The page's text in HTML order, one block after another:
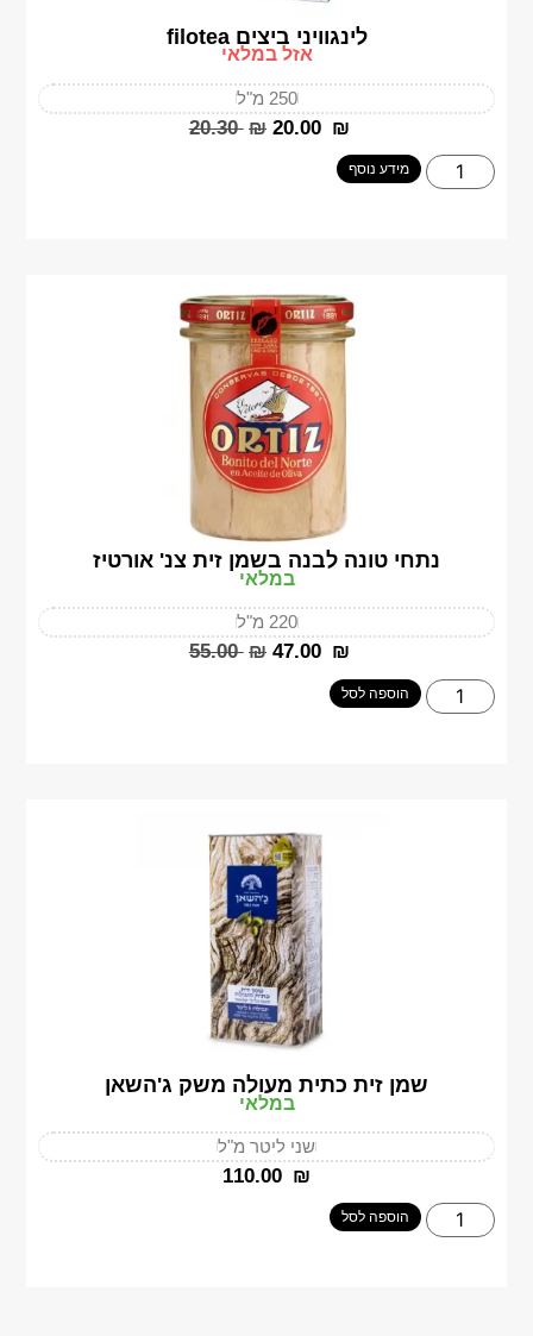
לינגוויני ביצים filotea
אזל במלאי
250 מ"ל
‎20.30 ₪ ‎20.00 ₪
מידע נוסף
נתחי טונה לבנה בשמן זית צנ' אורטיז
במלאי
220 מ"ל
‎55.00 ₪ ‎47.00 ₪
הוספה לסל
שמן זית כתית מעולה משק ג'השאן
במלאי
שני ליטר מ"ל
‎110.00 ₪
הוספה לסל